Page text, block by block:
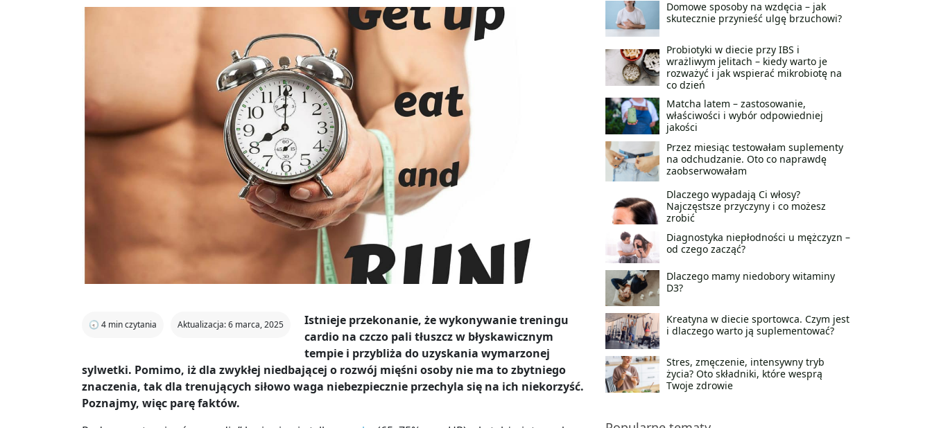
🕣 4 min czytania Aktualizacja: 6 marca, 2025
Istnieje przekonanie, że wykonywanie treningu
cardio na czczo pali tłuszcz w błyskawicznym
tempie i przybliża do uzyskania wymarzonej
sylwetki. Pomimo, iż dla zwykłej niedbającej o rozwój mięśni osoby nie ma to zbytniego
znaczenia, tak dla trenujących siłowo waga niebezpiecznie przechyla się na ich niekorzyść.
Poznajmy, więc parę faktów.
Domowe sposoby na wzdęcia – jak
skutecznie przynieść ulgę brzuchowi?
Probiotyki w diecie przy IBS i
wrażliwym jelitach – kiedy warto je
rozważyć i jak wspierać mikrobiotę na
co dzień
Matcha latem – zastosowanie,
właściwości i wybór odpowiedniej
jakości
Przez miesiąc testowałam suplementy
na odchudzanie. Oto co naprawdę
zaobserwowałam
Dlaczego wypadają Ci włosy?
Najczęstsze przyczyny i co możesz
zrobić
Diagnostyka niepłodności u mężczyzn –
od czego zacząć?
Dlaczego mamy niedobory witaminy
D3?
Kreatyna w diecie sportowca. Czym jest
i dlaczego warto ją suplementować?
Stres, zmęczenie, intensywny tryb
życia? Oto składniki, które wesprą
Twoje zdrowie